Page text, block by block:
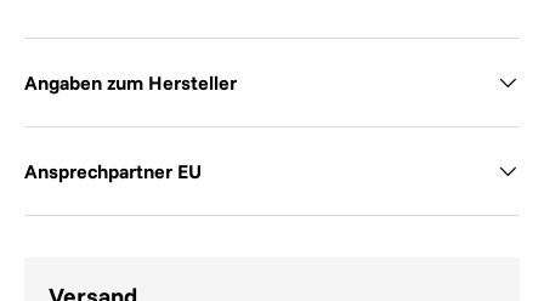
Angaben zum Hersteller
Ansprechpartner EU